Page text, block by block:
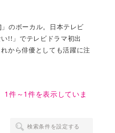
のボーカル。日本テレビ
!!」でテレビドラマ初出
から俳優としても活躍に注
1件～1件を表示していま
検索条件を設定する